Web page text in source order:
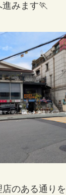
みます🏃
のある通り